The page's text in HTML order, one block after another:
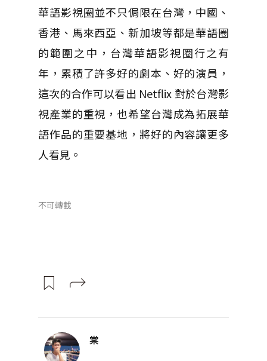
華語影視圈並不只侷限在台灣，中國、
香港、馬來西亞、新加坡等都是華語圈
的範圍之中，台灣華語影視圈行之有
年，累積了許多好的劇本、好的演員，
這次的合作可以看出 Netflix 對於台灣影
視產業的重視，也希望台灣成為拓展華
語作品的重要基地，將好的內容讓更多
人看見。
不可轉載
棠